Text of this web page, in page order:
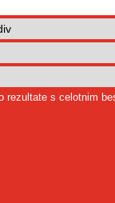
rezultate s celotnim